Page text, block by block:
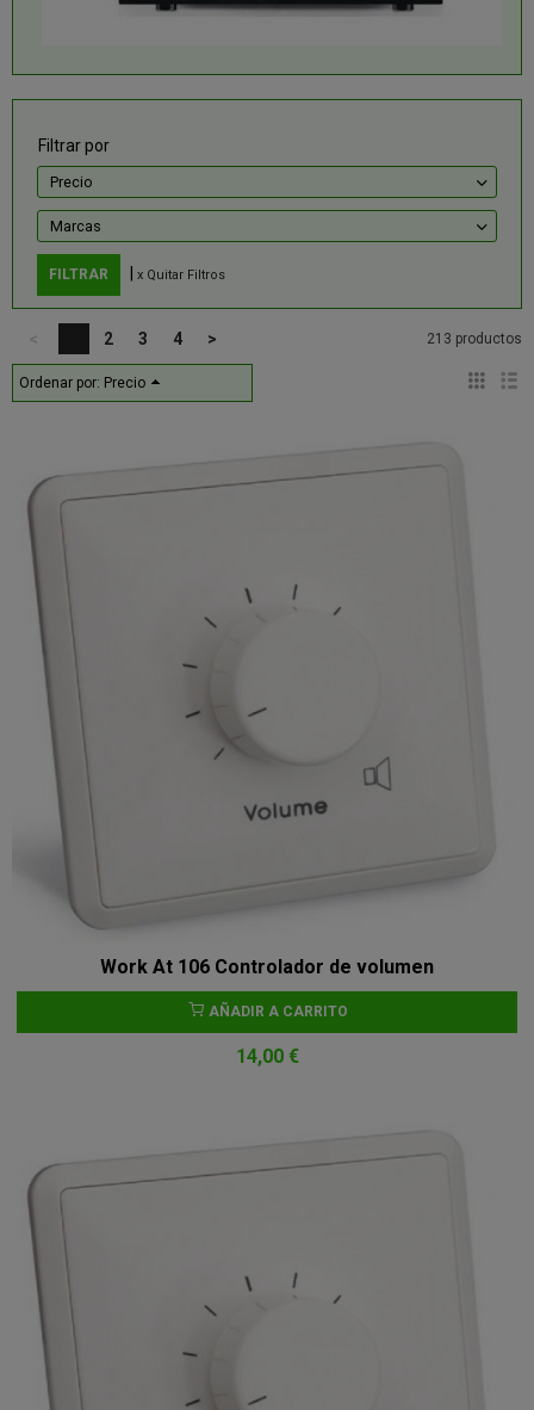
Filtrar por
Precio
Marcas
x Quitar Filtros
2 3 4 > 213 productos
Ordenar por: Precio
Work At 106 Controlador de volumen
AÑADIR A CARRITO
14,00 €